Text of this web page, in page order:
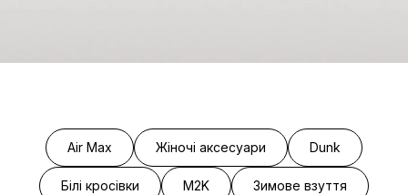
Air Max Жіночі аксесуари Dunk
Білі кросівки M2K Зимове взуття